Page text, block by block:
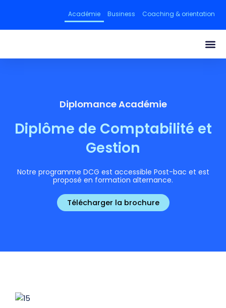
contenu
Académie Business Coaching & orientation
Diplomance Académie
Diplôme de Comptabilité et
Gestion
Notre programme DCG est accessible Post-bac et est
proposé en formation alternance.
Télécharger la brochure